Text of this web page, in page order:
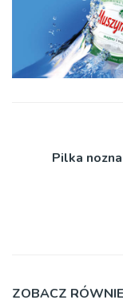
Pilka
ZOBACZ